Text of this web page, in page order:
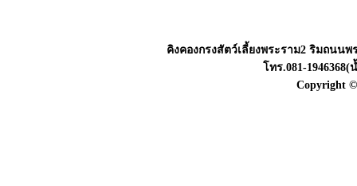
คิงคองกรงสัตว์เลี้ยงพระราม2ริมถนนพร
โทร.081-
Copyright